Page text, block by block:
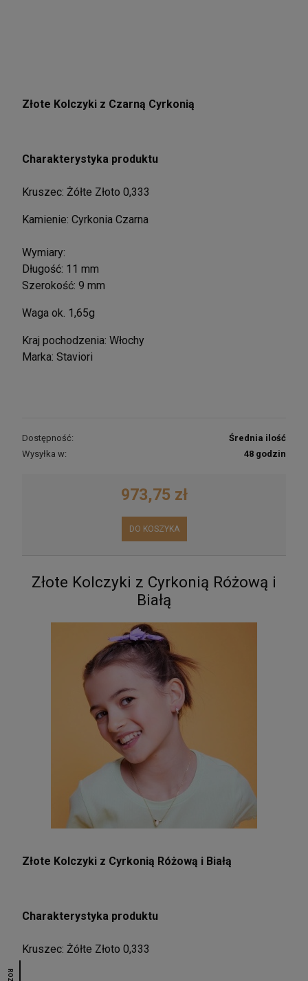
Złote Kolczyki z Czarną Cyrkonią
Charakterystyka produktu
Kruszec: Żółte Złoto 0,333
Kamienie: Cyrkonia Czarna
Wymiary:
Długość: 11 mm
Szerokość: 9 mm
Waga ok. 1,65g
Kraj pochodzenia: Włochy
Marka: Staviori
Dostępność:
Średnia ilość
Wysyłka w:
48 godzin
973,75 zł
DO KOSZYKA
Złote Kolczyki z Cyrkonią Różową i
Białą
Złote Kolczyki z Cyrkonią Różową i Białą
Charakterystyka produktu
Kruszec: Żółte Złoto 0,333